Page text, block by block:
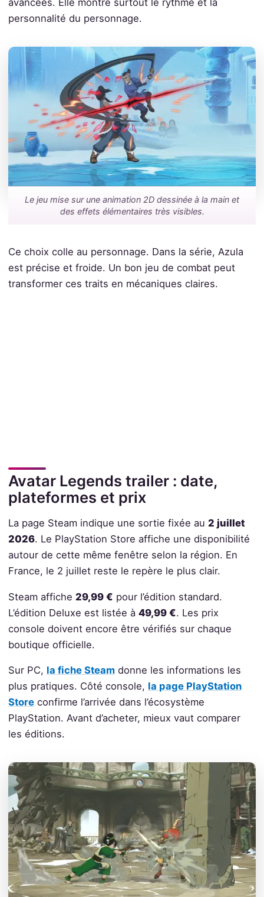
avancées. Elle montre surtout le rythme et la
personnalité du personnage.
Le jeu mise sur une animation 2D dessinée à la main et
des effets élémentaires très visibles.
Ce choix colle au personnage. Dans la série, Azula
est précise et froide. Un bon jeu de combat peut
transformer ces traits en mécaniques claires.
Avatar Legends trailer : date,
plateformes et prix
La page Steam indique une sortie fixée au 2 juillet
2026. Le PlayStation Store affiche une disponibilité
autour de cette même fenêtre selon la région. En
France, le 2 juillet reste le repère le plus clair.
Steam affiche 29,99 € pour l’édition standard.
L’édition Deluxe est listée à 49,99 €. Les prix
console doivent encore être vérifiés sur chaque
boutique officielle.
Sur PC, la fiche Steamdonne les informations les
plus pratiques. Côté console, la page PlayStation
Storeconfirme l’arrivée dans l’écosystème
PlayStation. Avant d’acheter, mieux vaut comparer
les éditions.